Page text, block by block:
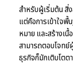
สำหรับผู้เริ่มต้น สิ่
แต่คือการเข้าใจพื้
หมาย และสร้างเ
สามารถตอบโจทย์
ธุรกิจก็มักเติบโตต